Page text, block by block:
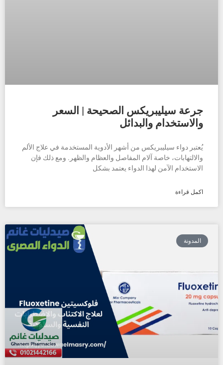
جرعة سيليبريكس الصحيحة | السعر
والاستخدام والبدائل
يُعتبر دواء سيليبريكس من أشهر الأدوية المستخدمة في علاج الألم
والالتهابات، خاصة آلام المفاصل والعظام والظهر. ومع ذلك فإن
الاستخدام الآمن لهذا الدواء يعتمد بشكل
اكمل قراءة
المدونة